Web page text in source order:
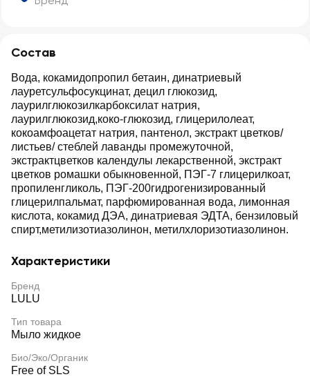
Состав
Вода, кокамидопропил бетаин, динатриевый
лауретсульфосукцинат, децил глюкозид,
лаурилглюкозилкарбоксилат натрия,
лаурилглюкозид,коко-глюкозид, глицерилолеат,
кокоамфоацетат натрия, пантенол, экстракт цветков/
листьев/ стеблей лаванды промежуточной,
экстрактцветков календулы лекарственной, экстракт
цветков ромашки обыкновенной, ПЭГ-7 глицерилкоат,
пропиленгликоль, ПЭГ-200гидрогенизированный
глицерилпальмат, парфюмированная вода, лимонная
кислота, кокамид ДЭА, динатриевая ЭДТА, бензиловый
спирт,метилизотиазолинон, метилхлоризотиазолинон.
Характеристики
Бренд
LULU
Тип товара
Мыло жидкое
Био/Эко/Органик
Free of SLS